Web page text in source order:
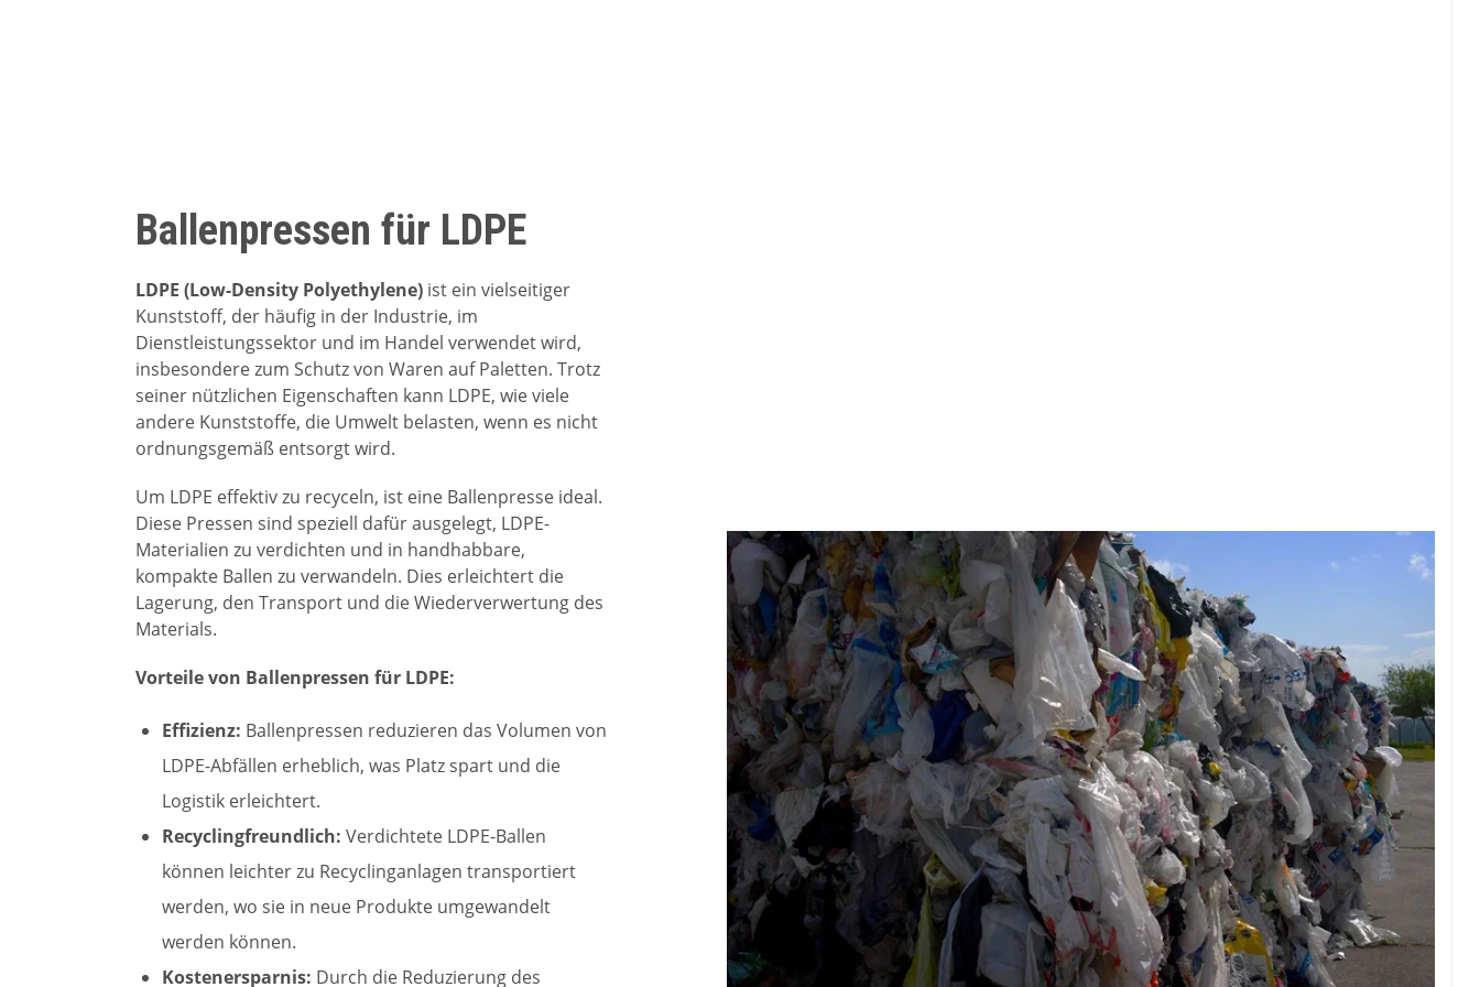
Ballenpressen für LDPE
LDPE (Low-Density Polyethylene) ist ein vielseitiger
Kunststoff, der häufig in der Industrie, im
Dienstleistungssektor und im Handel verwendet wird,
insbesondere zum Schutz von Waren auf Paletten. Trotz
seiner nützlichen Eigenschaften kann LDPE, wie viele
andere Kunststoffe, die Umwelt belasten, wenn es nicht
ordnungsgemäß entsorgt wird.
Um LDPE effektiv zu recyceln, ist eine Ballenpresse ideal.
Diese Pressen sind speziell dafür ausgelegt, LDPE-
Materialien zu verdichten und in handhabbare,
kompakte Ballen zu verwandeln. Dies erleichtert die
Lagerung, den Transport und die Wiederverwertung des
Materials.
Vorteile von Ballenpressen für LDPE:
Effizienz: Ballenpressen reduzieren das Volumen von
LDPE-Abfällen erheblich, was Platz spart und die
Logistik erleichtert.
Recyclingfreundlich: Verdichtete LDPE-Ballen
können leichter zu Recyclinganlagen transportiert
werden, wo sie in neue Produkte umgewandelt
werden können.
Kostenersparnis: Durch die Reduzierung des